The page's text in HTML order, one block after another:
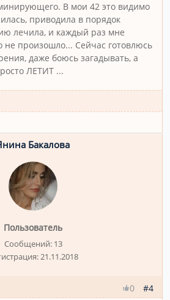
В мои 42 это видимо
приводила в порядок
лечила, и каждый раз мне
не произошло... Сейчас готовлюсь
даже боюсь загадывать, а
ЛЕТИТ ...
Бакалова
Пользователь
Сообщений: 13
21.11.2018
#4
0